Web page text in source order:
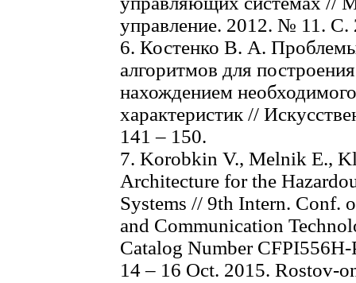
управление. 2012. № 11. С.
6. Костенко В. А.
алгоритмов для
нахождением
характеристик //
141 – 150.
7. Korobkin V., Melnik E.,
Architecture for the
Systems // 9th Intern. Conf.
and Communication
Catalog Number
14 – 16 Oct. 2015. Rostov-